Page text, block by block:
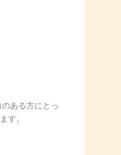
ある方にとっ
す。